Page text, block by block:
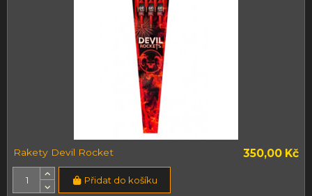
Rakety Devil Rocket 350,00 Kč
Přidat do košíku